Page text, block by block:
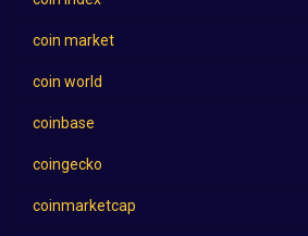
coin market
coin world
coinbase
coingecko
coinmarketcap